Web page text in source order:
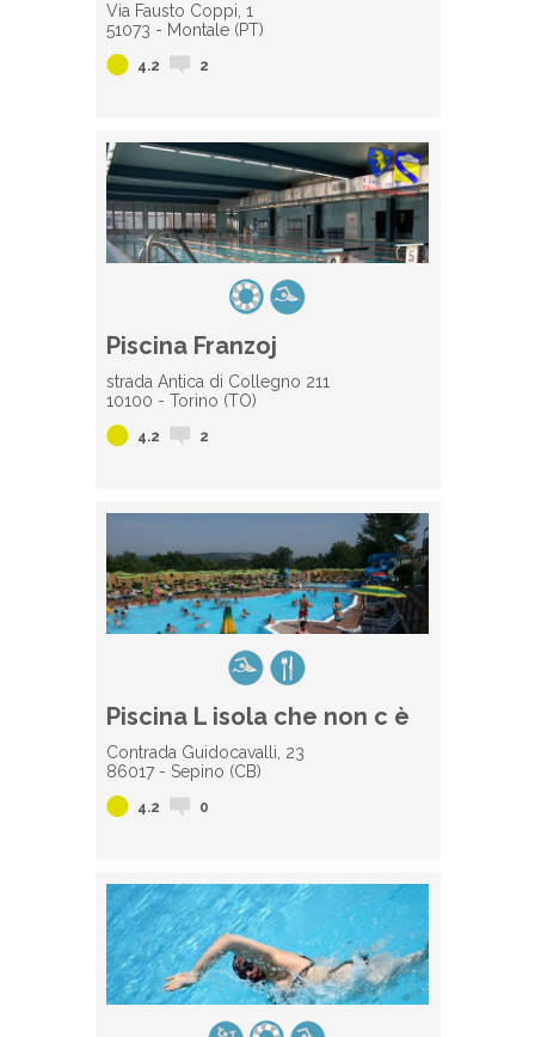
Via Fausto Coppi, 1
51073 - Montale (PT)
4.2 2
Piscina Franzoj
strada Antica di Collegno 211
10100 - Torino (TO)
4.2 2
Piscina L isola che non c è
Contrada Guidocavalli, 23
86017 - Sepino (CB)
4.2 0